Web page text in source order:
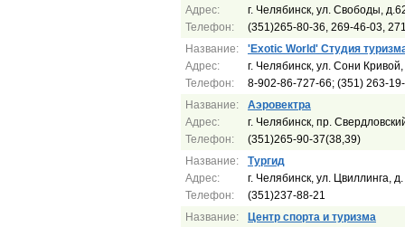
Адрес:
Телефон:
г. Челябинск, ул. Свободы,
(351)265-80-36, 269-46-03,
Название:
Адрес:
Телефон:
'Exotic World' Студия
г. Челябинск, ул. Сони
8-902-86-727-66; (351) 263-
Название:
Адрес:
Телефон:
Аэровектра
г. Челябинск, пр.
(351)265-90-37(38,39)
Название:
Адрес:
Телефон:
Тургид
г. Челябинск, ул. Цвиллинга,
(351)237-88-21
Название:
Центр спорта и туризма